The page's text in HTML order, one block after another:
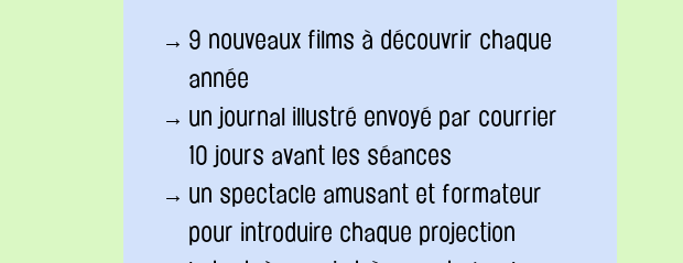
9 nouveaux films à découvrir chaque
année
un journal illustré envoyé par courrier
10 jours avant les séances
un spectacle amusant et formateur
pour introduire chaque projection